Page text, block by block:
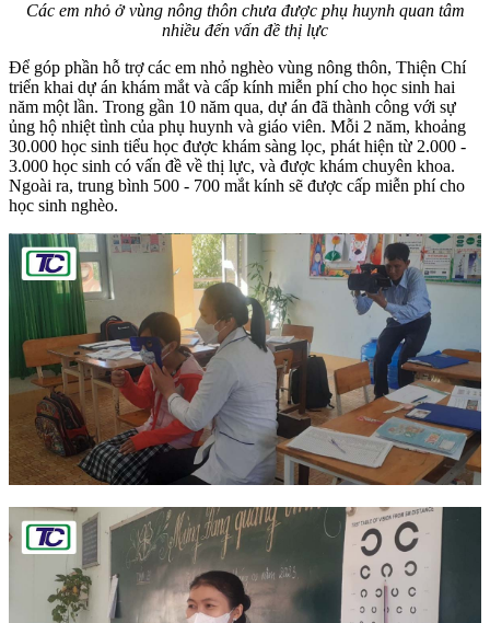
Các em nhỏ ở vùng nông thôn chưa được phụ huynh quan tâm
nhiều đến vấn đề thị lực
Để góp phần hỗ trợ các em nhỏ nghèo vùng nông thôn, Thiện Chí
triển khai dự án khám mắt và cấp kính miễn phí cho học sinh hai
năm một lần. Trong gần 10 năm qua, dự án đã thành công với sự
ủng hộ nhiệt tình của phụ huynh và giáo viên. Mỗi 2 năm, khoảng
30.000 học sinh tiểu học được khám sàng lọc, phát hiện từ 2.000 -
3.000 học sinh có vấn đề về thị lực, và được khám chuyên khoa.
Ngoài ra, trung bình 500 - 700 mắt kính sẽ được cấp miễn phí cho
học sinh nghèo.